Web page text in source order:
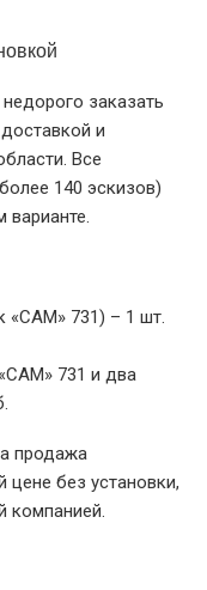
заказать
и
Все
140 эскизов)
варианте.
«САМ» 731) – 1 шт.
731 и два
продажа
цене без установки,
компанией.